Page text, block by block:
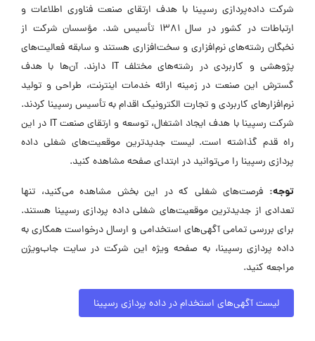
شرکت داده‌پردازی رسپینا با هدف ارتقای صنعت فناوری اطلاعات و
ارتباطات در کشور در سال ۱۳۸۱ تأسیس شد. مؤسسان شرکت از
نخبگان رشته‌های نرم‌افزاری و سخت‌افزاری هستند و سابقه فعالیت‌های
پژوهشی و کاربردی در رشته‌های مختلف IT دارند. آن‌ها با هدف
گسترش این صنعت در زمینه ارائه خدمات اینترنت، طراحی و تولید
نرم‌افزارهای کاربردی و تجارت الکترونیک اقدام به تأسیس رسپینا کردند.
شرکت رسپینا با هدف ایجاد اشتغال، توسعه و ارتقای صنعت IT در این
راه قدم گذاشته است. لیست جدیدترین موقعیت‌های شغلی داده
پردازی رسپینا را می‌توانید در ابتدای صفحه مشاهده کنید.
توجه: فرصت‌های شغلی که در این بخش مشاهده می‌کنید، تنها
تعدادی از جدیدترین موقعیت‌های شغلی داده پردازی رسپینا هستند.
برای بررسی تمامی آگهی‌های استخدامی و ارسال درخواست همکاری به
داده پردازی رسپینا، به صفحه ویژه این شرکت در سایت جاب‌ویژن
مراجعه کنید.
لیست آگهی‌های استخدام در داده پردازی رسپینا